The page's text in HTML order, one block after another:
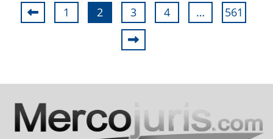
1 2 3 4 … 561